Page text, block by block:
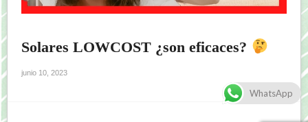
Solares LOWCOST ¿son eficaces?
junio 10, 2023
WhatsApp